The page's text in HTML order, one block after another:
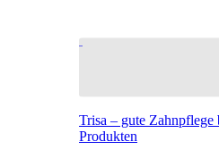
Trisa – gute
Produkten